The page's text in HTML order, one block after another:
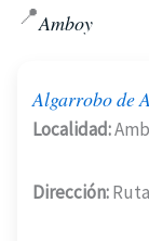
📍Amboy
Algarrobo de
Localidad:
Dirección: